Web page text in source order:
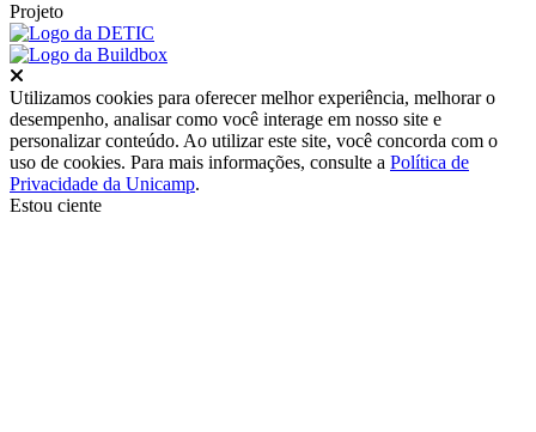
Projeto
Utilizamos cookies para oferecer melhor experiência, melhorar o
desempenho, analisar como você interage em nosso site e
personalizar conteúdo. Ao utilizar este site, você concorda com o
uso de cookies. Para mais informações, consulte a Política de
Privacidade da Unicamp.
Estou ciente